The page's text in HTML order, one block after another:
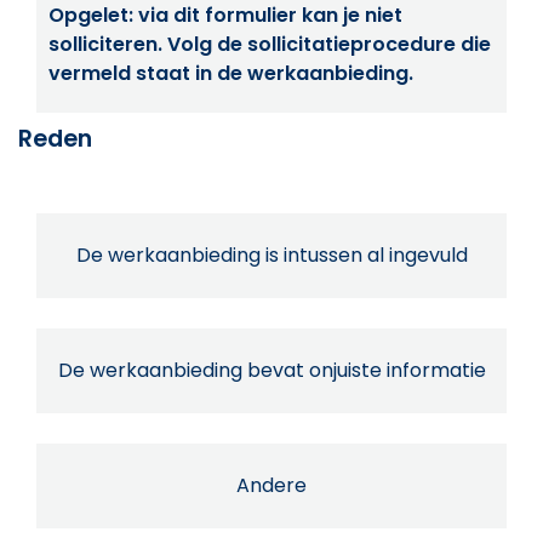
Opgelet: via dit formulier kan je niet
solliciteren. Volg de sollicitatieprocedure die
vermeld staat in de werkaanbieding.
Reden
De werkaanbieding is intussen al ingevuld
De werkaanbieding bevat onjuiste informatie
Andere